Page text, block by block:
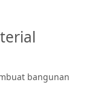
bangunan